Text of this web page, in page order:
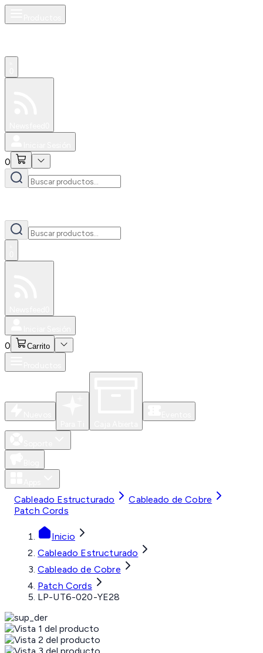
0
0 Carrito
Cableado Estructurado
Cableado de Cobre
Patch Cords
Inicio
Cableado Estructurado
Cableado de Cobre
Patch Cords
LP-UT6-020-YE28